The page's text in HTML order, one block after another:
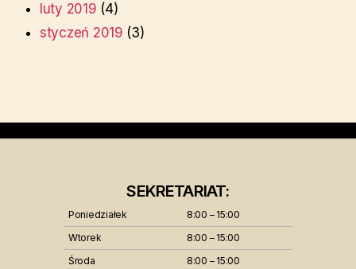
luty 2019 (4)
styczeń 2019 (3)
SEKRETARIAT:
Poniedziałek
8:00 – 15:00
Wtorek
8:00 – 15:00
Środa
8:00 – 15:00